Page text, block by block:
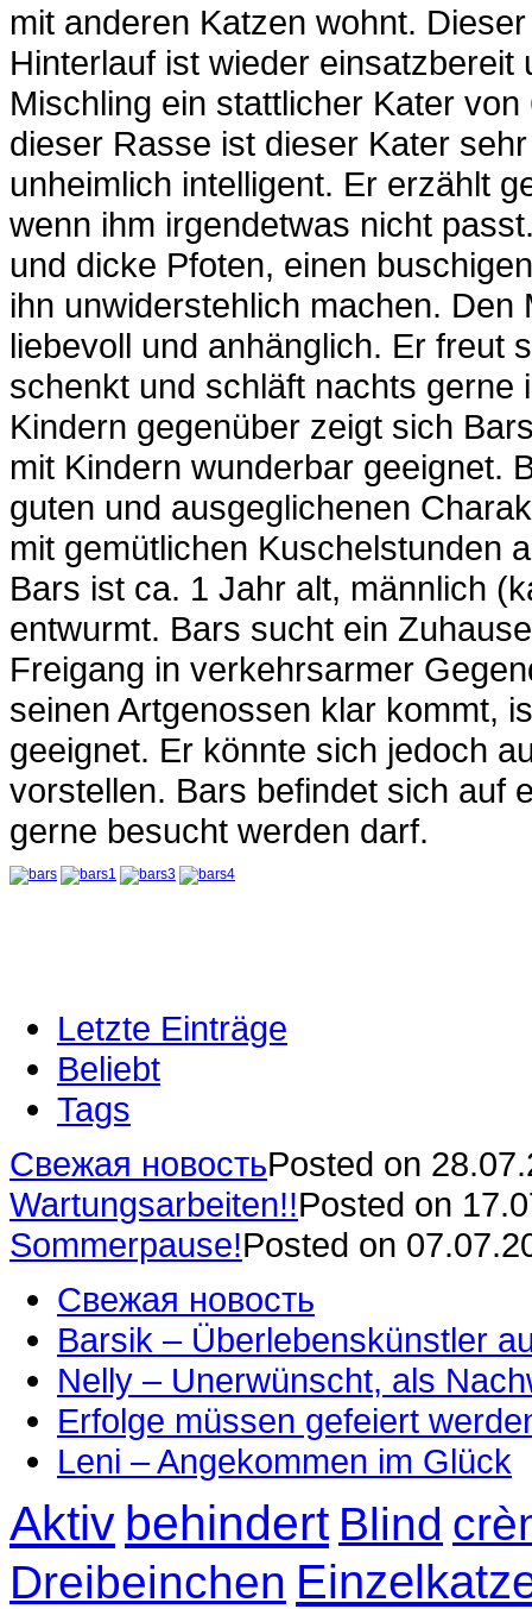
mit anderen Katzen wohnt.
Hinterlauf ist wieder
Mischling ein stattlicher Kater
dieser Rasse ist dieser Kater
unheimlich intelligent. Er erzählt
wenn ihm irgendetwas nicht
und dicke Pfoten, einen
ihn unwiderstehlich machen.
liebevoll und anhänglich. Er freut
schenkt und schläft nachts
Kindern gegenüber zeigt sich
mit Kindern wunderbar geeignet.
guten und ausgeglichenen
mit gemütlichen Kuschelstunden
Bars ist ca. 1 Jahr alt, männlich
entwurmt. Bars sucht ein
Freigang in verkehrsarmer
seinen Artgenossen klar kommt,
geeignet. Er könnte sich jedoch
vorstellen. Bars befindet sich auf
gerne besucht werden darf.
Letzte Einträge
Beliebt
Tags
Свежая новостьPosted on
Wartungsarbeiten!!Posted on
Sommerpause!Posted on
Свежая новость
Barsik – Überlebenskünstler
Nelly – Unerwünscht, als
Erfolge müssen gefeiert
Leni – Angekommen im Glück
Aktiv behindert Blind
Dreibeinchen